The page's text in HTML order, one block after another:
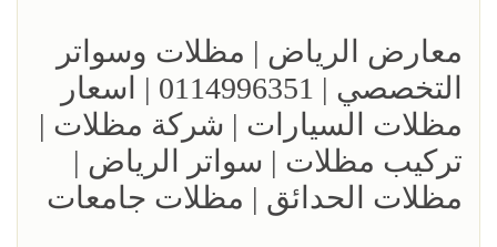
معارض الرياض | مظلات وسواتر
التخصصي | 0114996351 | اسعار
مظلات السيارات | شركة مظلات |
تركيب مظلات | سواتر الرياض |
مظلات الحدائق | مظلات جامعات